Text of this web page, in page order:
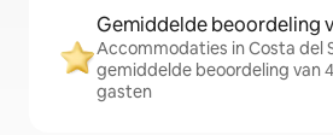
Gemiddelde beoordeling
Accommodaties in Costa del
gemiddelde beoordeling van
gasten